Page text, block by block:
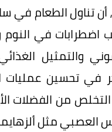
أن تناول الطعام في
اضطرابات في النوم
والتمثيل
في تحسين عمليات
من الفضلات
العصبي مثل